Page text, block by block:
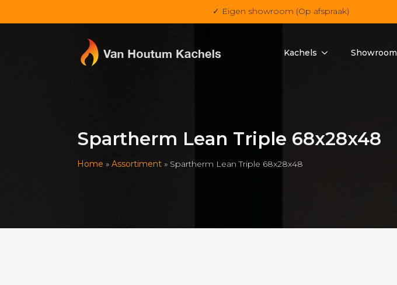
✓ Eigen showroom (Op afspraak)
Kachels Showroom
Spartherm Lean Triple 68x28x48
Home » Assortiment » Spartherm Lean Triple 68x28x48